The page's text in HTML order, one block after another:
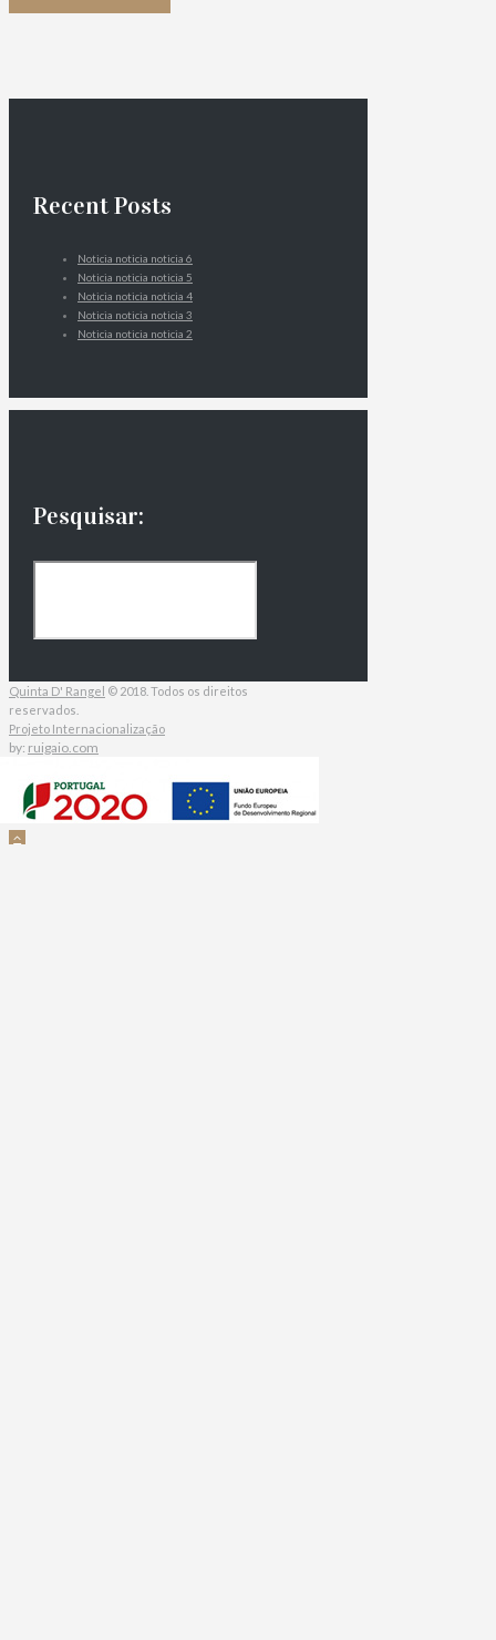
Recent Posts
Noticia noticia noticia 6
Noticia noticia noticia 5
Noticia noticia noticia 4
Noticia noticia noticia 3
Noticia noticia noticia 2
Pesquisar:
Quinta D' Rangel © 2018. Todos os direitos
reservados.
Projeto Internacionalização
by: ruigaio.com